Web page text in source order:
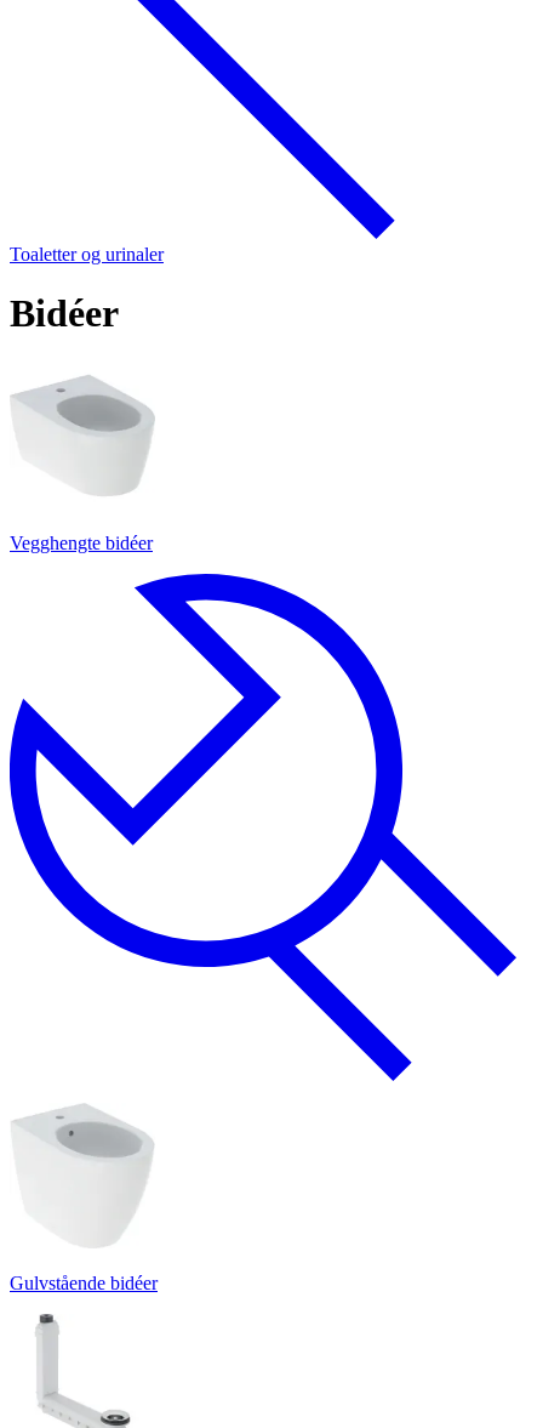
Toaletter og urinaler
Bidéer
Vegghengte bidéer
Gulvstående bidéer